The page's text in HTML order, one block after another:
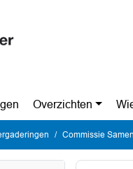
Overzichten
Commissie